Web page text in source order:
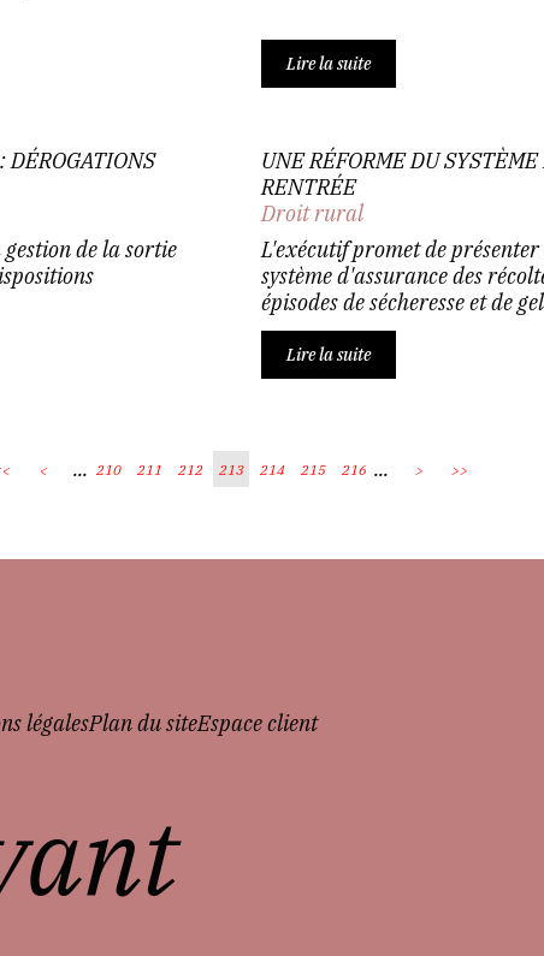
Lire la suite
DÉROGATIONS
de la sortie
UNE RÉFORME DU
RENTRÉE
Droit rural
L'exécutif promet de
système d'assurance des
épisodes de sécheresse et de
Lire la suite
< ... 210 211 212 213 214 215 216 ... > >>
légalesPlan du siteEspace client